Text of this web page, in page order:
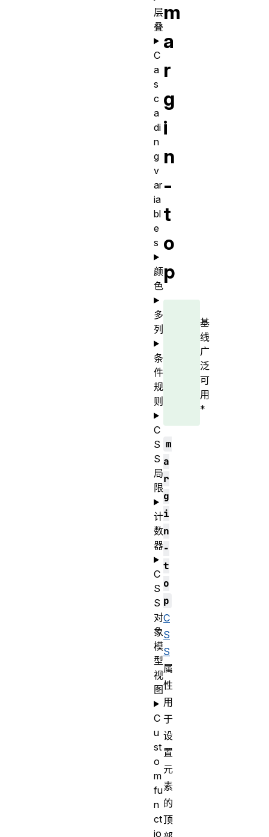
m
a
r
g
i
n
-
t
o
p
基
线
广
泛
可
用
*
m
a
r
g
i
n
-
t
o
p
C
S
S
属
性
用
于
设
置
元
素
的
顶
层
叠
C
a
s
c
a
di
n
g
v
ar
ia
bl
e
s
颜
色
多
列
条
件
规
则
C
S
S
局
限
计
数
器
C
S
S
对
象
模
型
视
图
C
u
st
o
m
fu
n
ct
io